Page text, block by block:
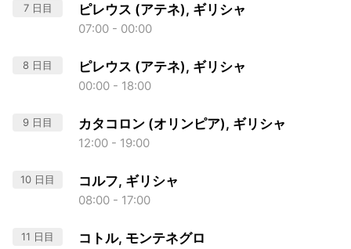
7 日目 ピレウス (アテネ), ギリシャ
07:00 - 00:00
8 日目 ピレウス (アテネ), ギリシャ
00:00 - 18:00
9 日目 カタコロン (オリンピア), ギリシャ
12:00 - 19:00
10 日目 コルフ, ギリシャ
08:00 - 17:00
11 日目 コトル, モンテネグロ